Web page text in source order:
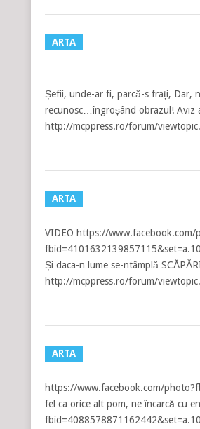
ARTA
Șefii, unde-ar fi, parcă-s frați, Dar,
recunosc…îngroșând obrazul!
http://mcppress.ro/forum/
ARTA
VIDEO https://www.facebook.com/
Și daca-n lume se-ntâmplă
http://mcppress.ro/forum/
ARTA
https://www.facebook.com/
fel ca orice alt pom, ne încarcă cu